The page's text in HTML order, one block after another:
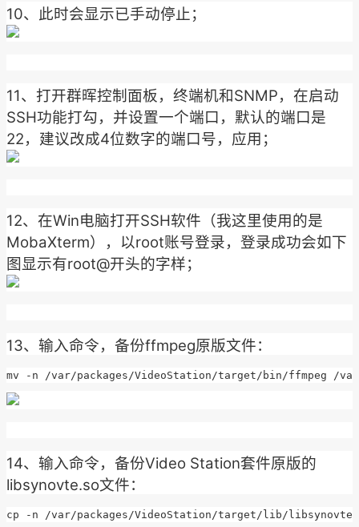
10、此时会显示已手动停止；
11、打开群晖控制面板，终端机和SNMP，在启动
SSH功能打勾，并设置一个端口，默认的端口是
22，建议改成4位数字的端口号，应用；
12、在Win电脑打开SSH软件（我这里使用的是
MobaXterm），以root账号登录，登录成功会如下
图显示有root@开头的字样；
13、输入命令，备份ffmpeg原版文件：
mv -n /var/packages/VideoStation/target/bin/ffmpeg /
14、输入命令，备份Video Station套件原版的
libsynovte.so文件：
cp -n /var/packages/VideoStation/target/lib/